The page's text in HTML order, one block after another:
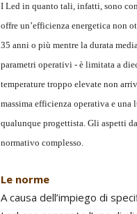
I Led in quanto tali, infatti, sono
offre un’efficienza energetica non
35 anni o più mentre la durata
parametri operativi - è limitata a
temperature troppo elevate non
massima efficienza operativa e
qualunque progettista. Gli aspetti
normativo complesso.
Le norme
A causa dell’impiego di